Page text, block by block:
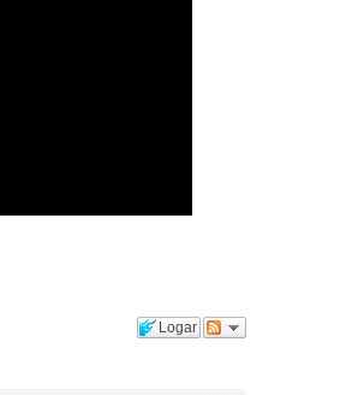
Logar